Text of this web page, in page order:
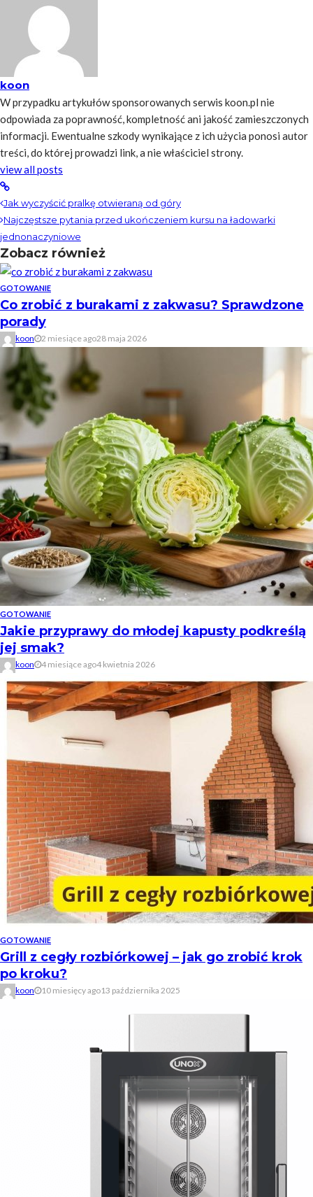
koon
W przypadku artykułów sponsorowanych serwis koon.pl nie
odpowiada za poprawność, kompletność ani jakość zamieszczonych
informacji. Ewentualne szkody wynikające z ich użycia ponosi autor
treści, do której prowadzi link, a nie właściciel strony.
view all posts
Jak wyczyścić pralkę otwieraną od góry
Najczęstsze pytania przed ukończeniem kursu na ładowarki
jednonaczyniowe
Zobacz również
GOTOWANIE
Co zrobić z burakami z zakwasu? Sprawdzone
porady
koon 2 miesiące ago28 maja 2026
GOTOWANIE
Jakie przyprawy do młodej kapusty podkreślą
jej smak?
koon 4 miesiące ago4 kwietnia 2026
GOTOWANIE
Grill z cegły rozbiórkowej – jak go zrobić krok
po kroku?
koon 10 miesięcy ago13 października 2025